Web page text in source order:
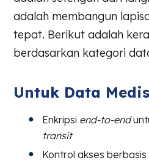
adalah membangun
tepat. Berikut adalah
berdasarkan kategori
Untuk Data
Enkripsi end-to-end
transit
Kontrol akses